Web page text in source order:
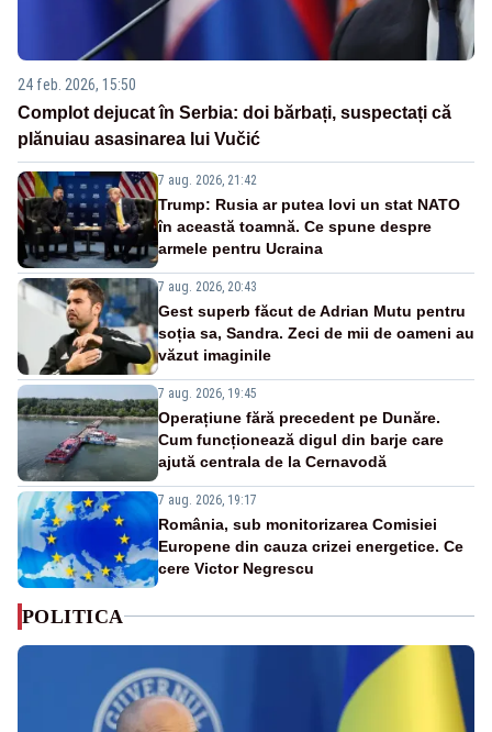
24 feb. 2026, 15:50
Complot dejucat în Serbia: doi bărbați, suspectați că
plănuiau asasinarea lui Vučić
7 aug. 2026, 21:42
Trump: Rusia ar putea lovi un stat NATO
în această toamnă. Ce spune despre
armele pentru Ucraina
7 aug. 2026, 20:43
Gest superb făcut de Adrian Mutu pentru
soția sa, Sandra. Zeci de mii de oameni au
văzut imaginile
7 aug. 2026, 19:45
Operațiune fără precedent pe Dunăre.
Cum funcționează digul din barje care
ajută centrala de la Cernavodă
7 aug. 2026, 19:17
România, sub monitorizarea Comisiei
Europene din cauza crizei energetice. Ce
cere Victor Negrescu
POLITICA